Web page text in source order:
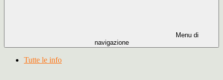
Menu di
navigazione
Tutte le info